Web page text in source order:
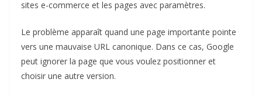
sites e-commerce et les pages avec paramètres.
Le problème apparaît quand une page importante pointe
vers une mauvaise URL canonique. Dans ce cas, Google
peut ignorer la page que vous voulez positionner et
choisir une autre version.